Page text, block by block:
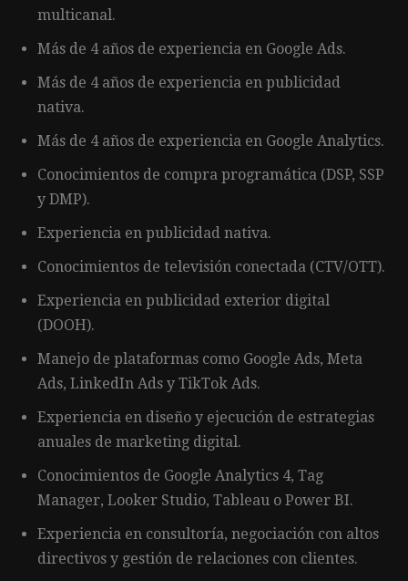
multicanal.
Más de 4 años de experiencia en Google Ads.
Más de 4 años de experiencia en publicidad
nativa.
Más de 4 años de experiencia en Google Analytics.
Conocimientos de compra programática (DSP, SSP
y DMP).
Experiencia en publicidad nativa.
Conocimientos de televisión conectada (CTV/OTT).
Experiencia en publicidad exterior digital
(DOOH).
Manejo de plataformas como Google Ads, Meta
Ads, LinkedIn Ads y TikTok Ads.
Experiencia en diseño y ejecución de estrategias
anuales de marketing digital.
Conocimientos de Google Analytics 4, Tag
Manager, Looker Studio, Tableau o Power BI.
Experiencia en consultoría, negociación con altos
directivos y gestión de relaciones con clientes.